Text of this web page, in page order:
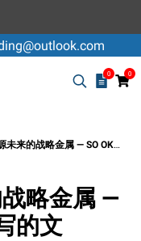
0 0
战略金属 — SO OK TRADING 撰写的文
略金属 —
的文